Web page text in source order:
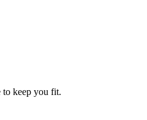
keep you fit.